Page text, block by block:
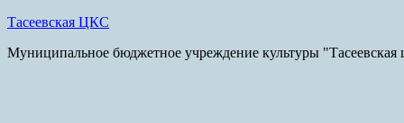
Skip
content
Тасеевская ЦКС
Муниципальное бюджетное учреждение культуры "Тасеевская